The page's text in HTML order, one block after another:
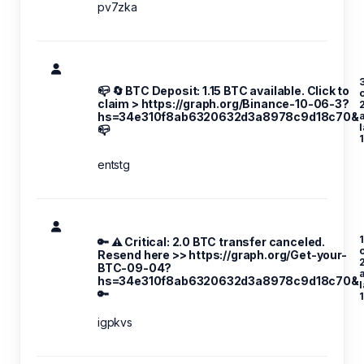
pv7zka
📪 🔄 BTC Deposit: 1.15 BTC available. Click to
claim > https://graph.org/Binance-10-06-3?
hs=34e310f8ab6320632d3a8978c9d18c70&
📪
entstg
🔑 ⚠️ Critical: 2.0 BTC transfer canceled.
Resend here >> https://graph.org/Get-your-
BTC-09-04?
hs=34e310f8ab6320632d3a8978c9d18c70&
🔑
igpkvs